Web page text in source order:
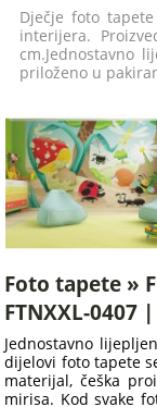
Dječje foto
interijera.
cm.Jednostavno
priloženo u
Foto tapete »
FTNXXL-0407
Jednostavno
dijelovi foto tapete
materijal, češka
mirisa. Kod svake